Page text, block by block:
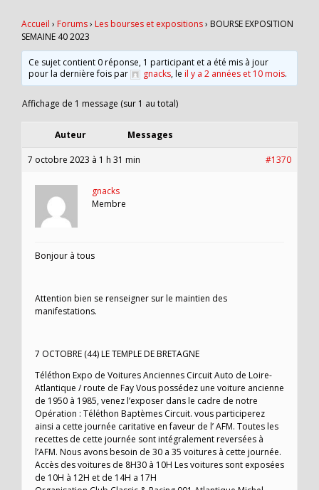
Accueil › Forums› Les bourses et expositions› BOURSE EXPOSITION
SEMAINE 40 2023
Ce sujet contient 0 réponse, 1 participant et a été mis à jour
pour la dernière fois par
gnacks, leil y a 2 années et 10 mois.
Affichage de 1 message (sur 1 au total)
Auteur Messages
7 octobre 2023 à 1 h 31 min #1370
gnacks
Membre
Bonjour à tous
Attention bien se renseigner sur le maintien des
manifestations.
7 OCTOBRE (44) LE TEMPLE DE BRETAGNE
Téléthon Expo de Voitures Anciennes Circuit Auto de Loire-
Atlantique / route de Fay Vous possédez une voiture ancienne
de 1950 à 1985, venez l’exposer dans le cadre de notre
Opération : Téléthon Baptèmes Circuit. vous participerez
ainsi a cette journée caritative en faveur de l’ AFM. Toutes les
recettes de cette journée sont intégralement reversées à
l’AFM. Nous avons besoin de 30 a 35 voitures à cette journée.
Accès des voitures de 8H30 à 10H Les voitures sont exposées
de 10H à 12H et de 14H a 17H